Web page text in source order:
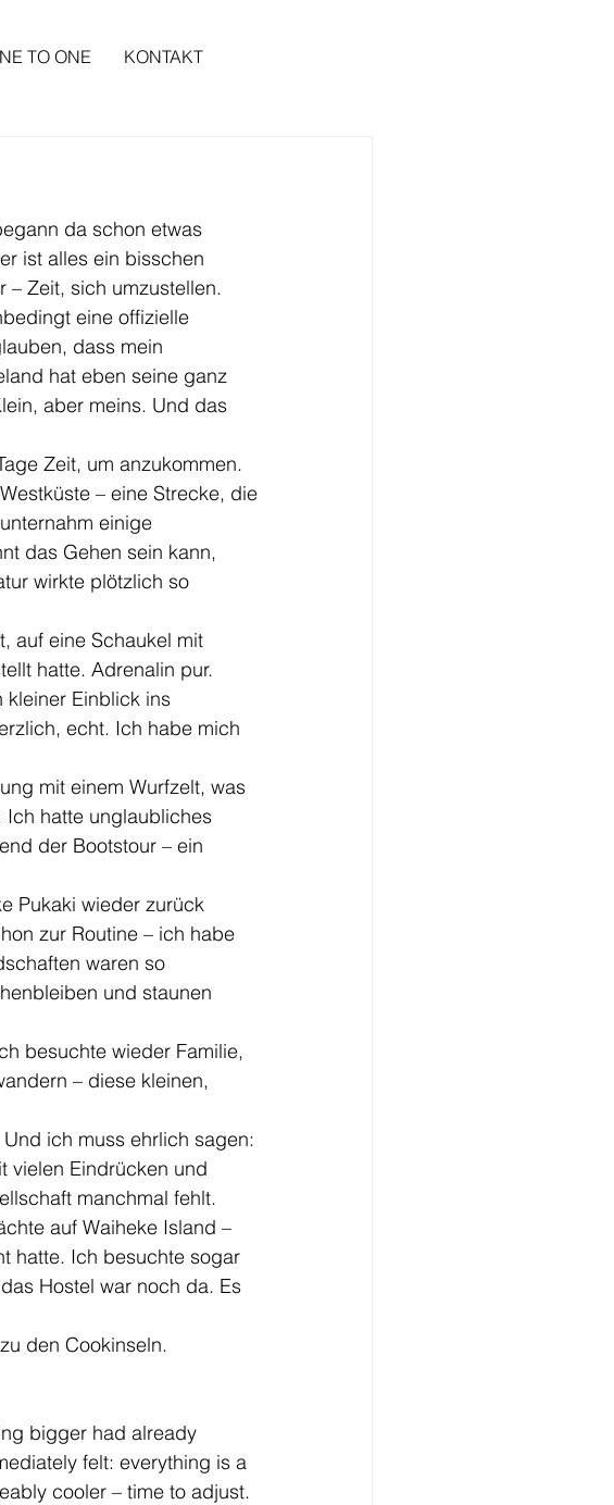
TO ONE KONTAKT
da schon etwas
ist alles ein bisschen
– Zeit, sich umzustellen.
eine offizielle
dass mein
hat eben seine ganz
aber meins. Und das
Zeit, um anzukommen.
– eine Strecke, die
einige
das Gehen sein kann,
wirkte plötzlich so
auf eine Schaukel mit
hatte. Adrenalin pur.
kleiner Einblick ins
echt. Ich habe mich
mit einem Wurfzelt, was
hatte unglaubliches
der Bootstour – ein
Pukaki wieder zurück
zur Routine – ich habe
waren so
und staunen
besuchte wieder Familie,
– diese kleinen,
ich muss ehrlich sagen:
vielen Eindrücken und
manchmal fehlt.
auf Waiheke Island –
hatte. Ich besuchte sogar
Hostel war noch da. Es
den Cookinseln.
bigger had already
felt: everything is a
cooler – time to adjust.